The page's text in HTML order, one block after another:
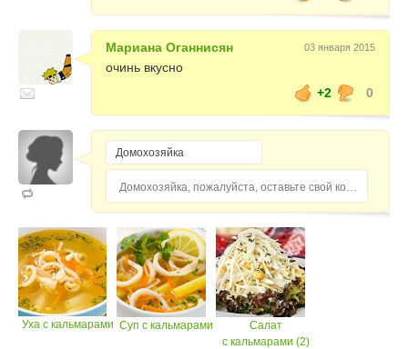
Мариана Оганнисян 03 января 2015
очинь вкуснo
+2
0
Домохозяйка, пожалуйста, оставьте свой комментарий...
Уха с кальмарами Суп с кальмарами
Салат
с кальмарами (2)